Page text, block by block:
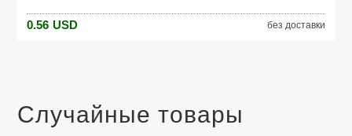
0.56 USD без доставки
Случайные товары